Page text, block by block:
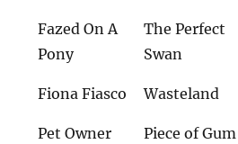
Fazed On A
Pony
The Perfect
Swan
Fiona Fiasco Wasteland
Pet Owner Piece of Gum